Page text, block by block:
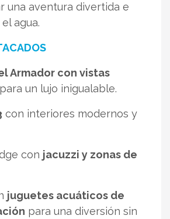
una aventura divertida e
agua.
Armador con vistas
para un lujo inigualable.
con interiores modernos y
con jacuzzi y zonas de
juguetes acuáticos de
para una diversión sin